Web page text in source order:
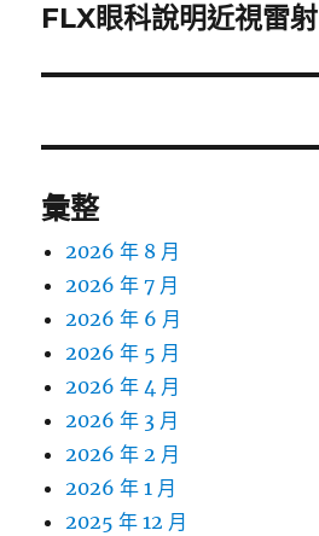
一
文
FLX眼科說明近視雷射
彙整
2026 年 8 月
2026 年 7 月
2026 年 6 月
2026 年 5 月
2026 年 4 月
2026 年 3 月
2026 年 2 月
2026 年 1 月
2025 年 12 月